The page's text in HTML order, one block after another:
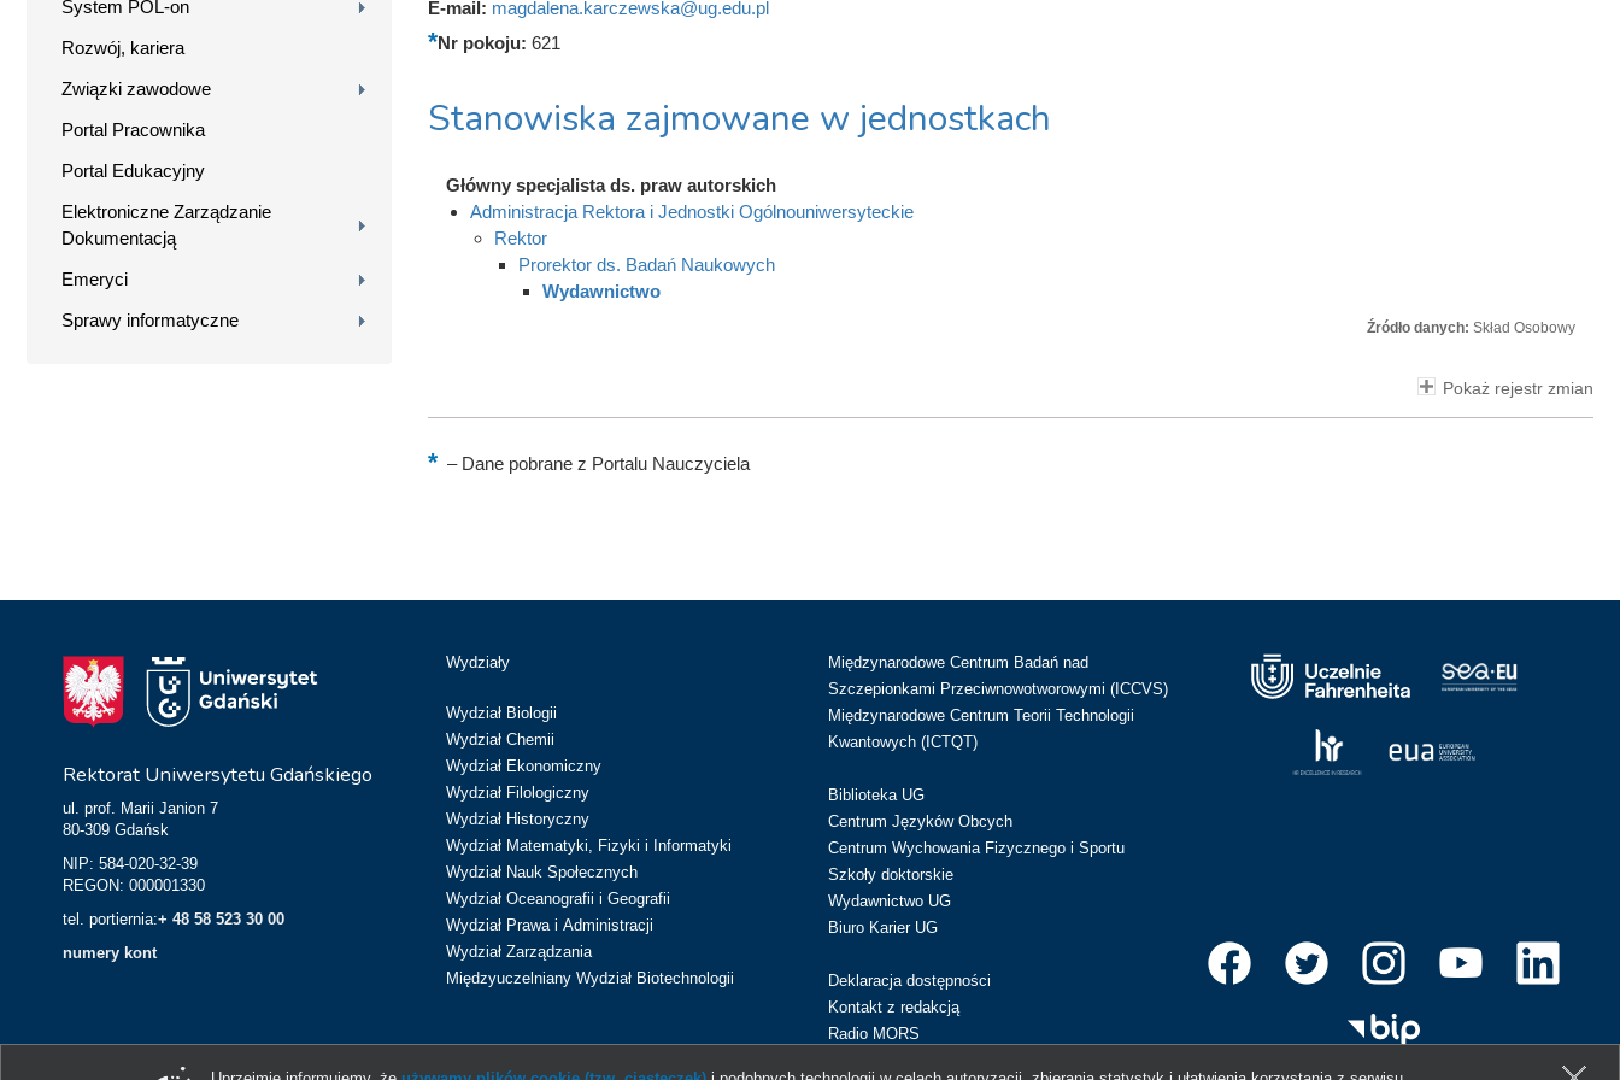
System POL-on
Rozwój, kariera
Związki zawodowe
Portal Pracownika
Portal Edukacyjny
Elektroniczne Zarządzanie
Dokumentacją
Emeryci
Sprawy informatyczne
E-mail: magdalena.karczewska@ug.edu.pl
Nr pokoju: 621
Stanowiska zajmowane w jednostkach
Główny specjalista ds. praw autorskich
Administracja Rektora i Jednostki Ogólnouniwersyteckie
Rektor
Prorektor ds. Badań Naukowych
Wydawnictwo
Źródło danych: Skład Osobowy
Pokaż rejestr zmian
–Dane pobrane z Portalu Nauczyciela
Rektorat Uniwersytetu Gdańskiego
ul. prof. Marii Janion 7
80-309 Gdańsk
NIP: 584-020-32-39
REGON: 000001330
tel. portiernia:+ 48 58 523 30 00
numery kont
Wydziały
Wydział Biologii
Wydział Chemii
Wydział Ekonomiczny
Wydział Filologiczny
Wydział Historyczny
Wydział Matematyki, Fizyki i Informatyki
Wydział Nauk Społecznych
Wydział Oceanografii i Geografii
Wydział Prawa i Administracji
Wydział Zarządzania
Międzyuczelniany Wydział Biotechnologii
Międzynarodowe Centrum Badań nad
Szczepionkami Przeciwnowotworowymi (ICCVS)
Międzynarodowe Centrum Teorii Technologii
Kwantowych (ICTQT)
Biblioteka UG
Centrum Języków Obcych
Centrum Wychowania Fizycznego i Sportu
Szkoły doktorskie
Wydawnictwo UG
Biuro Karier UG
Deklaracja dostępności
Kontakt z redakcją
Radio MORS